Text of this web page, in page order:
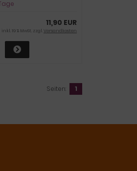
11,90 EUR
inkl. 19 % MwSt. zzgl.Versandkosten
Seiten: 1